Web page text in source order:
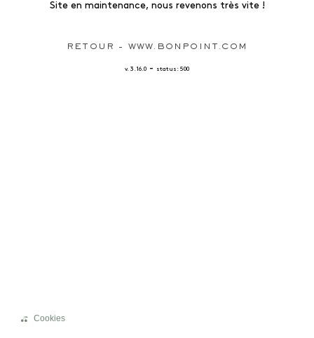
Site en maintenance, nous revenons très vite !
RETOUR - WWW.BONPOINT.COM
v. 3.16.0 - status: 500